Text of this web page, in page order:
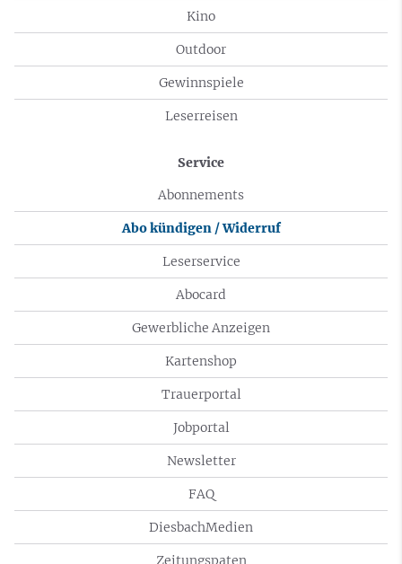
Kino
Outdoor
Gewinnspiele
Leserreisen
Service
Abonnements
Abo kündigen / Widerruf
Leserservice
Abocard
Gewerbliche Anzeigen
Kartenshop
Trauerportal
Jobportal
Newsletter
FAQ
DiesbachMedien
Zeitungspaten